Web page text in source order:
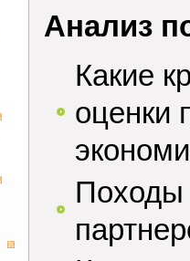
Анализ
Какие
оценки
Походы